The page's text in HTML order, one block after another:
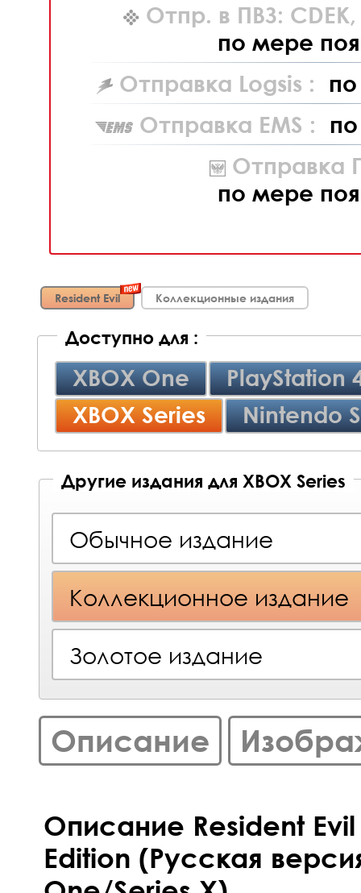
Отпр. в ПВЗ: CDEK,
по мере
Отправка Logsis :
Отправка EMS :
Отправка
по мере
Resident Evil Коллекционные издания
Доступно для :
XBOX One
PlayStation
XBOX Series
Nintendo
Другие издания для XBOX Series
Обычное издание
Коллекционное издание
Золотое издание
Описание
Описание Resident
Edition (Русская